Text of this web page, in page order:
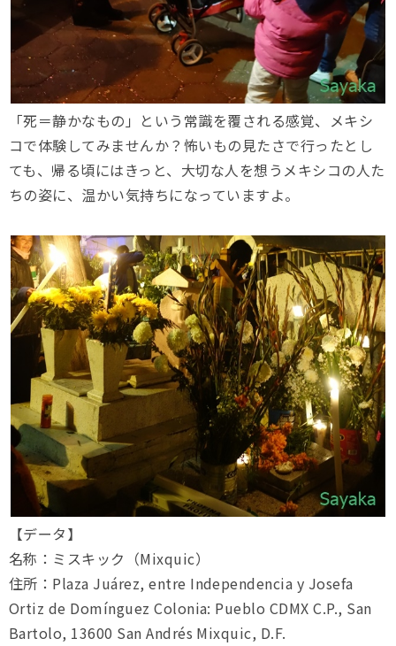
「死＝静かなもの」という常識を覆される感覚、メキシ
コで体験してみませんか？怖いもの見たさで行ったとし
ても、帰る頃にはきっと、大切な人を想うメキシコの人た
ちの姿に、温かい気持ちになっていますよ。
【データ】
名称：ミスキック（Mixquic）
住所：Plaza Juárez, entre Independencia y Josefa
Ortiz de Domínguez Colonia: Pueblo CDMX C.P., San
Bartolo, 13600 San Andrés Mixquic, D.F.